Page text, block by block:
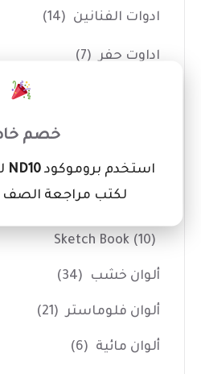
ادوات الفنانين (14)
اداوت حفر (7)
كانفس
الألوان (114)
Sketch Book (10)
ألوان خشب (34)
ألوان فلوماستر (21)
ألوان مائية (6)
خصم
استخدم بروموكودND10
لكتب مراجعة الصف